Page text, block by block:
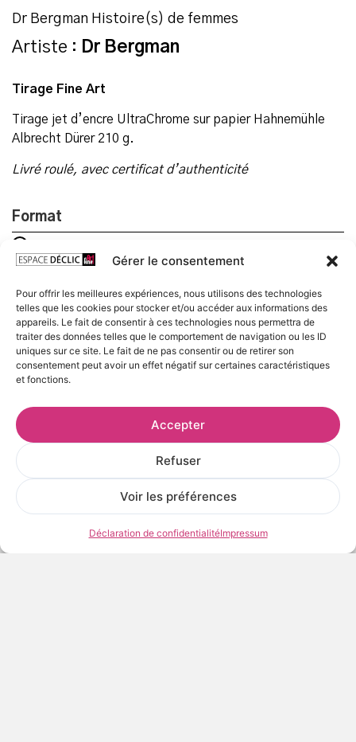
Gérer le consentement
Pour offrir les meilleures expériences, nous utilisons des technologies
telles que les cookies pour stocker et/ou accéder aux informations des
appareils. Le fait de consentir à ces technologies nous permettra de
traiter des données telles que le comportement de navigation ou les ID
uniques sur ce site. Le fait de ne pas consentir ou de retirer son
consentement peut avoir un effet négatif sur certaines caractéristiques
et fonctions.
Accepter
Refuser
Voir les préférences
Déclaration de confidentialitéImpressum
Dr Bergman Histoire(s) de femmes
Artiste : Dr Bergman
Tirage Fine Art
Tirage jet d’encre UltraChrome sur papier Hahnemühle
Albrecht Dürer 210 g.
Livré roulé, avec certificat d’authenticité
Format
30x30 cm
50x50 cm
AJOUTER AU PANIER
Frais et délais de livraison
Conditions de conservation et d’exposition
Voir les œuvres de l’artiste